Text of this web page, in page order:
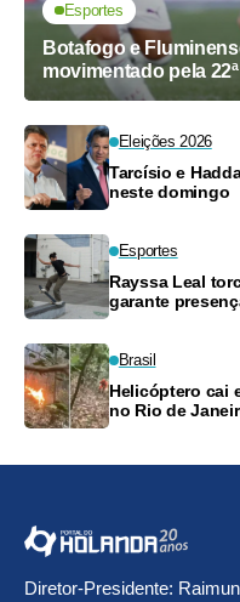
Esportes
Botafogo e
movimentado pela
Eleições 2026
Tarcísio e
neste domingo
Esportes
Rayssa Leal
garante
Brasil
Helicóptero cai
no Rio de
Diretor-Presidente: